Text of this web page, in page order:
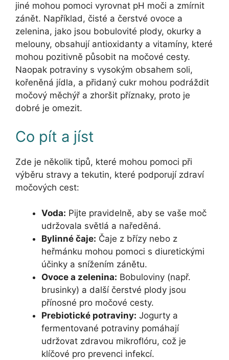
jiné mohou pomoci vyrovnat pH moči a zmírnit
zánět. Například, čisté a čerstvé ovoce a
zelenina, jako jsou bobulovité plody, okurky a
melouny, obsahují antioxidanty a vitamíny, které
mohou pozitivně působit na močové cesty.
Naopak potraviny s vysokým obsahem soli,
kořeněná jídla, a přidaný cukr mohou podráždit
močový měchýř a zhoršit příznaky, proto je
dobré je omezit.
Co pít a jíst
Zde je několik tipů, které mohou pomoci při
výběru stravy a tekutin, které podporují zdraví
močových cest:
Voda: Pijte pravidelně, aby se vaše moč
udržovala světlá a naředěná.
Bylinné čaje: Čaje z břízy nebo z
heřmánku mohou pomoci s diuretickými
účinky a snížením zánětu.
Ovoce a zelenina: Bobuloviny (např.
brusinky) a další čerstvé plody jsou
přínosné pro močové cesty.
Prebiotické potraviny: Jogurty a
fermentované potraviny pomáhají
udržovat zdravou mikroflóru, což je
klíčové pro prevenci infekcí.